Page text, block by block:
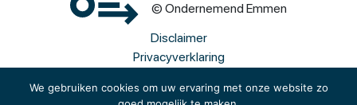
We gebruiken cookies om uw ervaring met onze website zo
© Ondernemend Emmen
Disclaimer
Privacyverklaring